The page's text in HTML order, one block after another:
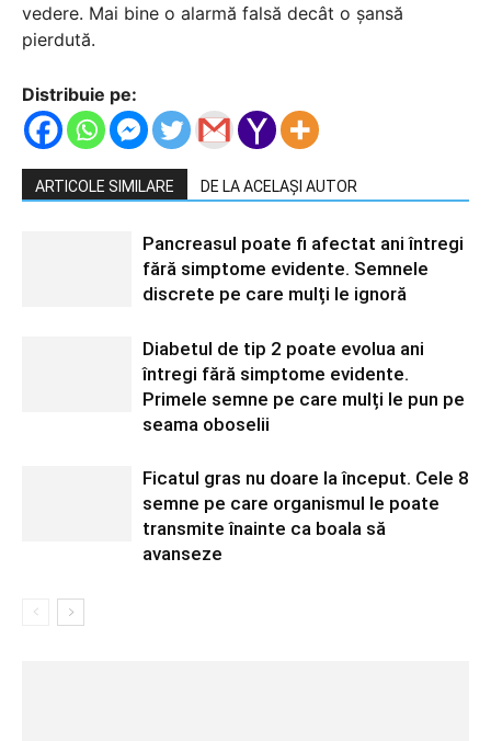
vedere. Mai bine o alarmă falsă decât o șansă
pierdută.
Distribuie pe:
ARTICOLE SIMILARE DE LA ACELAȘI AUTOR
Pancreasul poate fi afectat ani întregi
fără simptome evidente. Semnele
discrete pe care mulți le ignoră
Diabetul de tip 2 poate evolua ani
întregi fără simptome evidente.
Primele semne pe care mulți le pun pe
seama oboselii
Ficatul gras nu doare la început. Cele 8
semne pe care organismul le poate
transmite înainte ca boala să
avanseze